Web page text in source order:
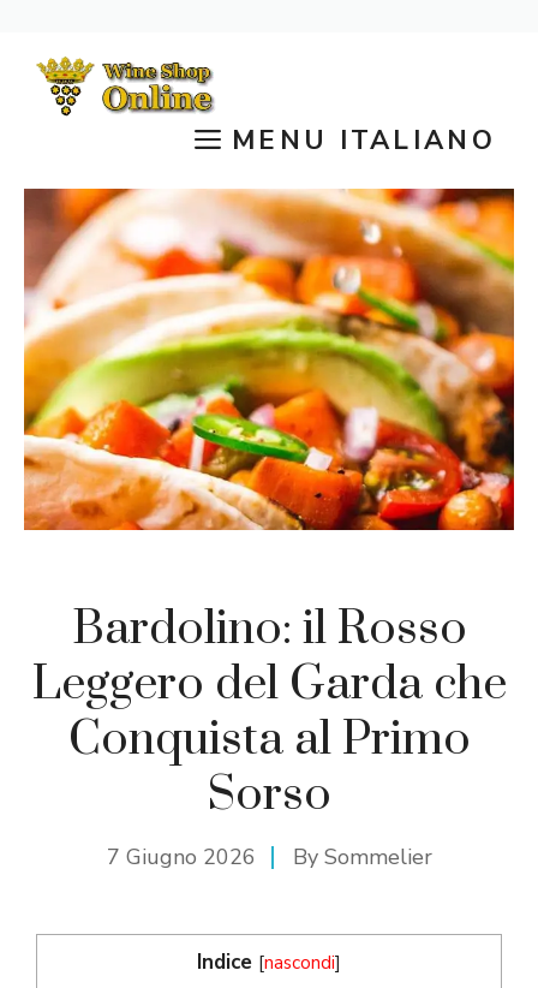
contenuto
MENU ITALIANO
Bardolino: il Rosso
Leggero del Garda che
Conquista al Primo
Sorso
7 Giugno 2026 By Sommelier
Indice [nascondi]